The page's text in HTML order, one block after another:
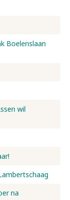
Boelenslaan
wil
na